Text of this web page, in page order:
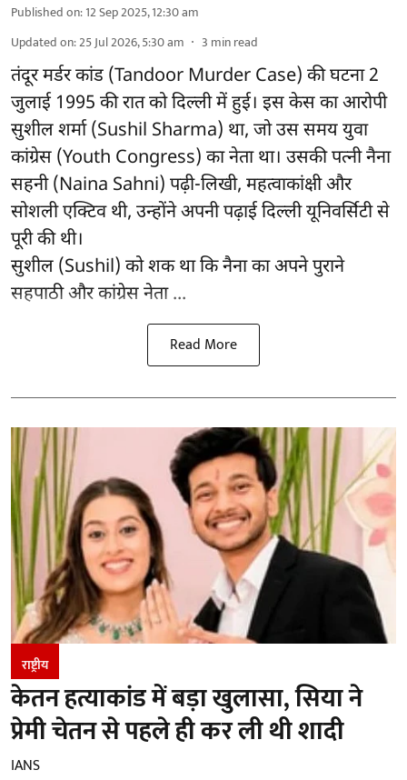
Published on:12 Sep 2025, 12:30 am
Updated on:25 Jul 2026, 5:30 am 3 min read
तंदूर मर्डर कांड (Tandoor Murder Case) की घटना 2
जुलाई 1995 की रात को दिल्ली में हुई। इस केस का आरोपी
सुशील शर्मा (Sushil Sharma) था, जो उस समय युवा
कांग्रेस (Youth Congress) का नेता था। उसकी पत्नी नैना
सहनी (Naina Sahni) पढ़ी-लिखी, महत्वाकांक्षी और
सोशली एक्टिव थी, उन्होंने अपनी पढ़ाई दिल्ली यूनिवर्सिटी से
पूरी की थी।
सुशील (Sushil) को शक था कि नैना का अपने पुराने
सहपाठी और कांग्रेस नेता ...
Read More
राष्ट्रीय
केतन हत्याकांड में बड़ा खुलासा, सिया ने
प्रेमी चेतन से पहले ही कर ली थी शादी
IANS